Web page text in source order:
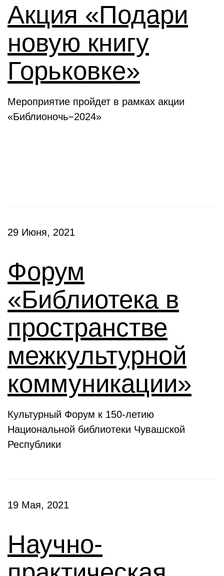
Акция «Подари
новую книгу
Горьковке»
Мероприятие пройдет в рамках акции
«Библионочь−2024»
29 Июня, 2021
Форум
«Библиотека в
пространстве
межкультурной
коммуникации»
Культурный Форум к 150-летию
Национальной библиотеки Чувашской
Республики
19 Мая, 2021
Научно-